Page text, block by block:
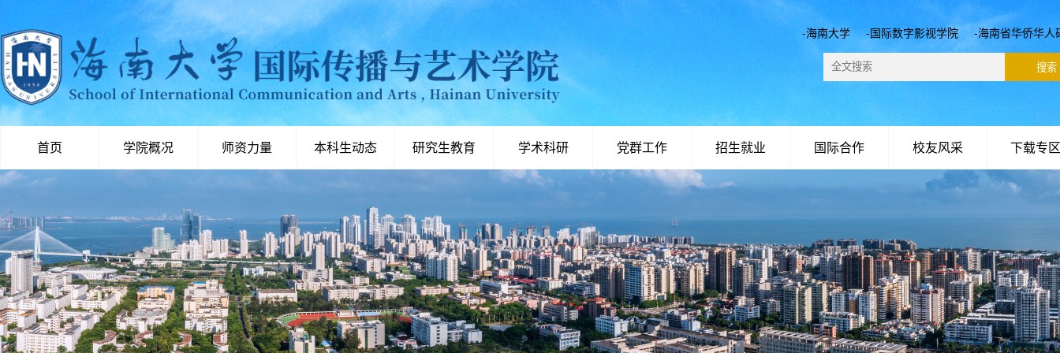
-海南省华侨华人
-国际数字影视学院
-海南大学
首页 学院概况 师资力量 本科生动态 研究生教育 学术科研 党群工作 招生就业 国际合作 校友风采 下载专